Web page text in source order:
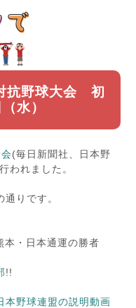
抗野球大会 初
水）
(毎日新聞社、日本野
われました。
りです。
・日本通運の勝者
!!
本野球連盟の説明動画